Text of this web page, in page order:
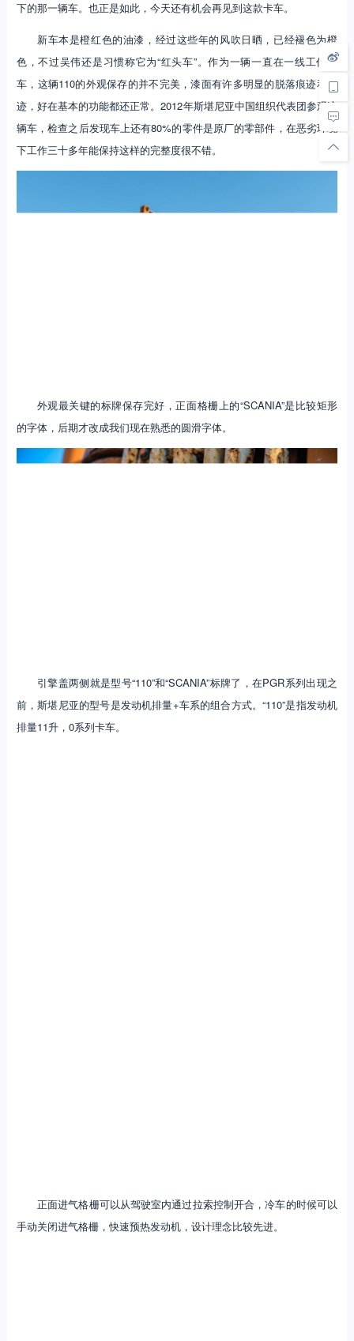
下的那一辆车。也正是如此，今天还有机会再见到这款卡车。
新车本是橙红色的油漆，经过这些年的风吹日晒，已经褪色为橙
色，不过吴伟还是习惯称它为“红头车”。作为一辆一直在一线工作的
车，这辆110的外观保存的并不完美，漆面有许多明显的脱落痕迹和锈
迹，好在基本的功能都还正常。2012年斯堪尼亚中国组织代表团参观这
辆车，检查之后发现车上还有80%的零件是原厂的零部件，在恶劣环境
下工作三十多年能保持这样的完整度很不错。
外观最关键的标牌保存完好，正面格栅上的“SCANIA”是比较矩形
的字体，后期才改成我们现在熟悉的圆滑字体。
引擎盖两侧就是型号“110”和“SCANIA”标牌了，在PGR系列出现之
前，斯堪尼亚的型号是发动机排量+车系的组合方式。“110”是指发动机
排量11升，0系列卡车。
正面进气格栅可以从驾驶室内通过拉索控制开合，冷车的时候可以
手动关闭进气格栅，快速预热发动机，设计理念比较先进。